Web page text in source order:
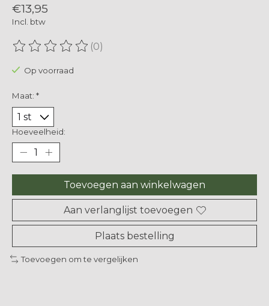
€13,95
Incl. btw
De beoordeling van dit product is
(0)
Op voorraad
Maat: *
Hoeveelheid:
Toevoegen aan winkelwagen
Aan verlanglijst toevoegen
Plaats bestelling
Toevoegen om te vergelijken